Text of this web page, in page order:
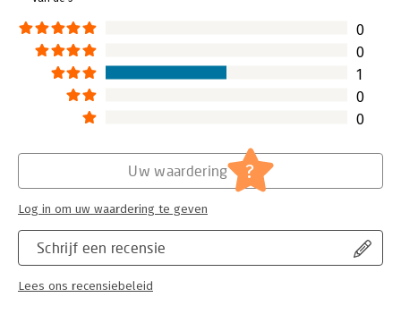
Commentaar AVG sluit naadloos aan bij de praktijk: de
wetsartikelen waarmee u het meest te maken heeft, worden
het meest uitgebreid becommentarieerd.
Hoofdrubriek:
Jongbloed:
Serie:
0
0
1
0
0
Schrijf een recensie
Lees ons recensiebeleid
Uw waardering ?
Log in om uw waardering te geven